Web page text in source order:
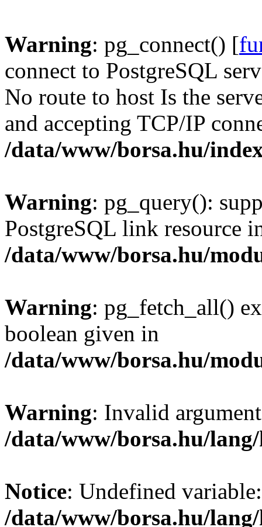
Warning: pg_connect() [
connect to PostgreSQL
No route to host Is the
and accepting TCP/IP
/data/www/borsa.hu/
Warning: pg_query():
PostgreSQL link resource
/data/www/borsa.hu/
Warning: pg_fetch_all()
boolean given in
/data/www/borsa.hu/
Warning: Invalid
/data/www/borsa.hu/
Notice: Undefined
/data/www/borsa.hu/